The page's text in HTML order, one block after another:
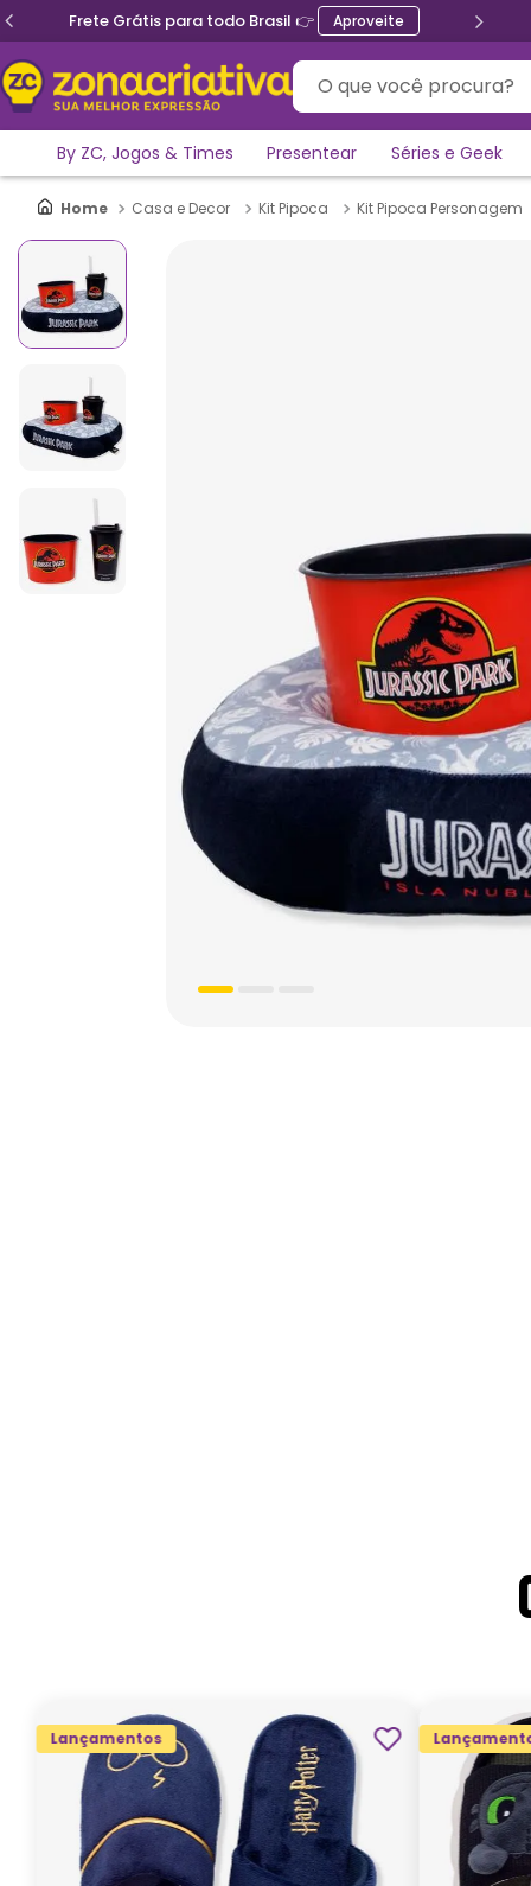
Frete Grátis para todo Brasil 👉 Aproveite
O que você procura?
By ZC, Jogos & Times Presentear Séries e Geek
Casa e Decor Kit Pipoca Kit Pipoca Personagem
Lançamentos